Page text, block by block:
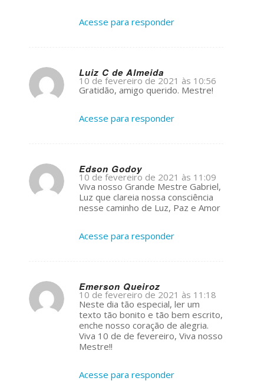
Acesse para responder
Luiz C de Almeida
s
ays:
10 de fevereiro de 2021 às 10:56
Gratidão, amigo querido. Mestre!
Acesse para responder
Edson Godoy
s
ays:
10 de fevereiro de 2021 às 11:09
Viva nosso Grande Mestre Gabriel,
Luz que clareia nossa consciência
nesse caminho de Luz, Paz e Amor
Acesse para responder
Emerson Queiroz
s
ays:
10 de fevereiro de 2021 às 11:18
Neste dia tão especial, ler um
texto tão bonito e tão bem escrito,
enche nosso coração de alegria.
Viva 10 de de fevereiro, Viva nosso
Mestre!!
Acesse para responder